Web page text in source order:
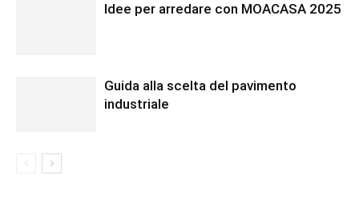
Idee per arredare con MOACASA 2025
Guida alla scelta del pavimento
industriale